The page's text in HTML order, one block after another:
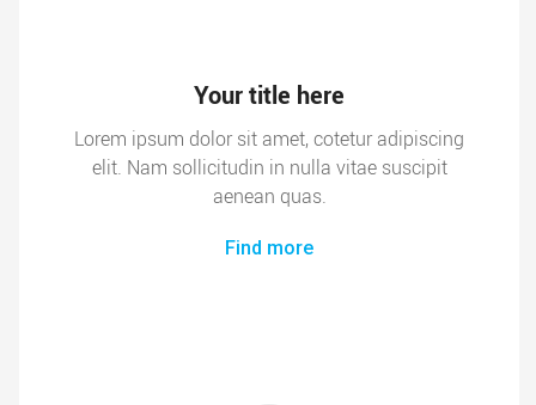
Your title here
Lorem ipsum dolor sit amet, cotetur adipiscing
elit. Nam sollicitudin in nulla vitae suscipit
aenean quas.
Find more